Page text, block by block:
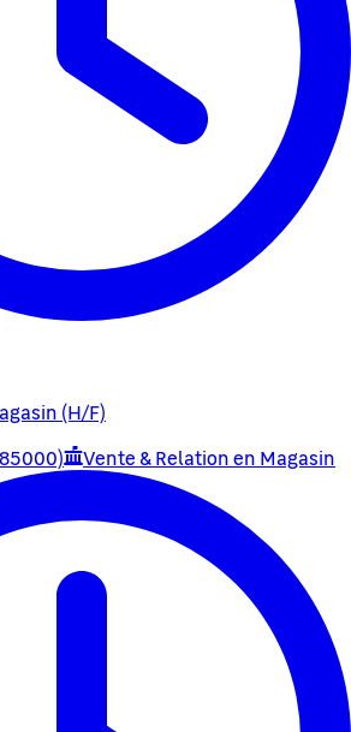
(H/F)
Vente & Relation en Magasin